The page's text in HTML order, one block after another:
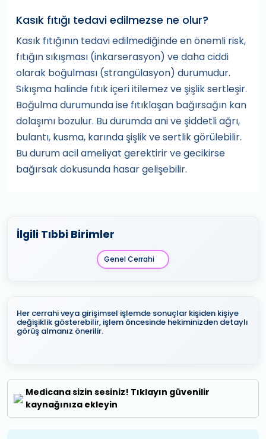
Kasık fıtığı tedavi edilmezse ne olur?
Kasık fıtığının tedavi edilmediğinde en önemli risk,
fıtığın sıkışması (inkarserasyon) ve daha ciddi
olarak boğulması (strangülasyon) durumudur.
Sıkışma halinde fıtık içeri itilemez ve şişlik sertleşir.
Boğulma durumunda ise fıtıklaşan bağırsağın kan
dolaşımı bozulur. Bu durumda ani ve şiddetli ağrı,
bulantı, kusma, karında şişlik ve sertlik görülebilir.
Bu durum acil ameliyat gerektirir ve gecikirse
bağırsak dokusunda hasar gelişebilir.
İlgili Tıbbi Birimler
Genel Cerrahi
Her cerrahi veya girişimsel işlemde sonuçlar kişiden kişiye
değişiklik gösterebilir, işlem öncesinde hekiminizden detaylı
görüş almanız önerilir.
Medicana sizin sesiniz! Tıklayın güvenilir
kaynağınıza ekleyin